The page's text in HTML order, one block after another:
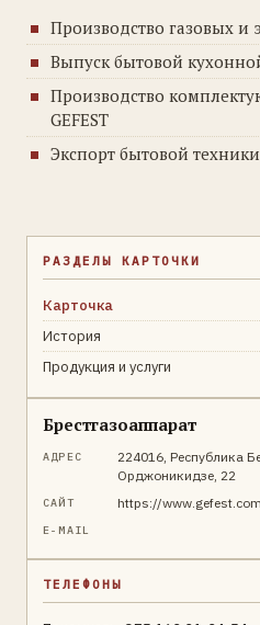
Производство газовых и
Выпуск бытовой
Производство
GEFEST
Экспорт бытовой техники
РАЗДЕЛЫ КАРТОЧКИ
Карточка
История
Продукция и услуги
Брестгазоаппарат
АДРЕС
224016, Республика
Орджоникидзе, 22
САЙТ https://
E-MAIL
ТЕЛЕФОНЫ